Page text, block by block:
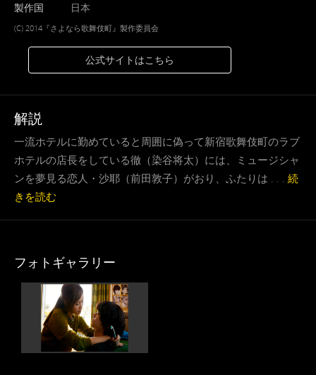
製作国
日本
(C) 2014『さよなら歌舞伎町』製作委員会
公式サイトはこちら
解説
一流ホテルに勤めていると周囲に偽って新宿歌舞伎町のラブ
ホテルの店長をしている徹（染谷将太）には、ミュージシャ
ンを夢見る恋人・沙耶（前田敦子）がおり、ふたりは . . . 続
きを読む
フォトギャラリー